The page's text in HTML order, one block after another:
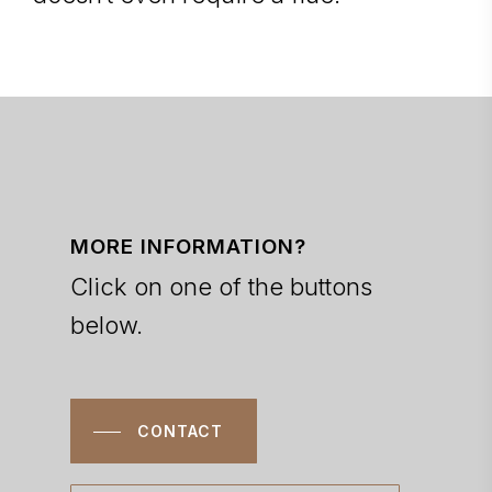
MORE INFORMATION?
Click on one of the buttons
below.
CONTACT